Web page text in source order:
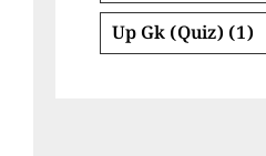
Up Gk (Quiz) (1)